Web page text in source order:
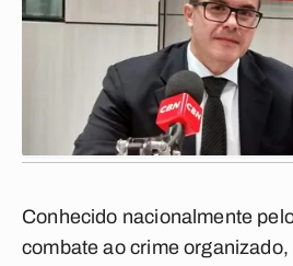
Conhecido nacionalmente
combate ao crime organizado,